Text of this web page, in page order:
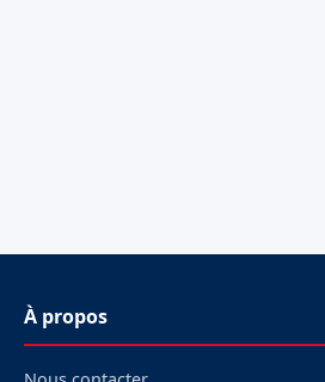
À propos